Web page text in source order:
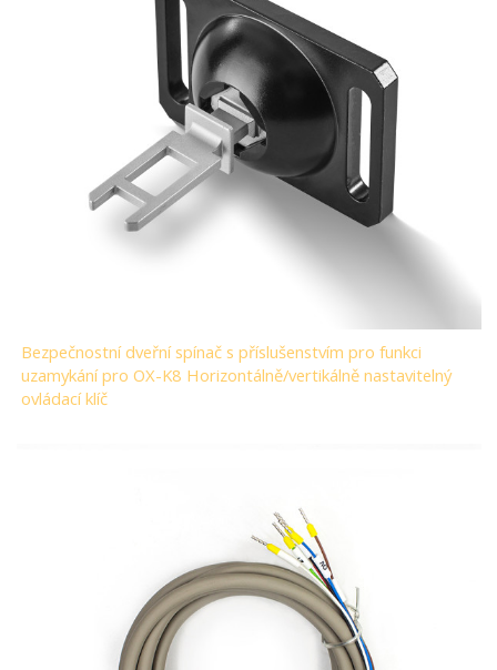
Bezpečnostní dveřní spínač s příslušenstvím pro funkci
uzamykání pro OX-K8 Horizontálně/vertikálně nastavitelný
ovládací klíč